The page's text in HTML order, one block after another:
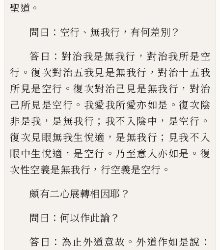
聖道 。
問曰 ： 空行 、 無我行 ， 有何差別 ？
答曰 ：對治我是無我行 ， 對治我所是空
行 。復次對治五我見是無我行 ，對治十五我
所見是空行 。復次對治己見是無我行 ， 對治
己所見是空行 。 我愛我所愛亦如是 。復次陰
非是我 ， 是無我行 ； 我不入陰中 ， 是空行 。
復次見眼無我生悅適 ， 是無我行 ； 見我不入
眼中生悅適 ， 是空行 。 乃至意入亦如是 。 復
次性空義是無我行 ， 行空義是空行 。
頗有二心展轉相因耶 ？
問曰 ： 何以作此論？
答 曰 ： 為止外道意故 。 外道作如是說 ：